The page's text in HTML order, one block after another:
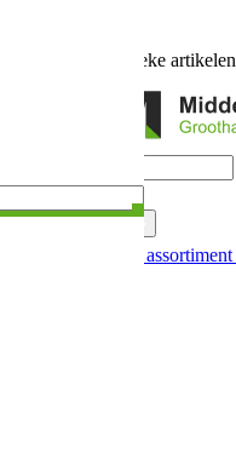
unieke artikelen
Nieuw in ons assortiment